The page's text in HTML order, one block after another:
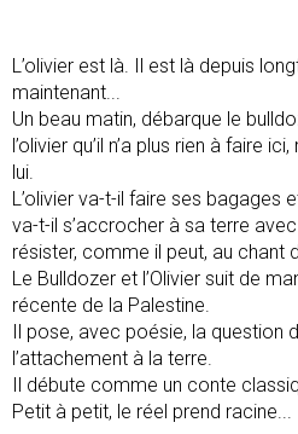
L’olivier est là. Il est là depuis
maintenant...
Un beau matin, débarque le
l’olivier qu’il n’a plus rien à faire
lui.
L’olivier va-t-il faire ses bagages
va-t-il s’accrocher à sa terre
résister, comme il peut, au chant
Le Bulldozer et l’Olivier suit de
récente de la Palestine.
Il pose, avec poésie, la question
l’attachement à la terre.
Il débute comme un conte
Petit à petit, le réel prend racine...